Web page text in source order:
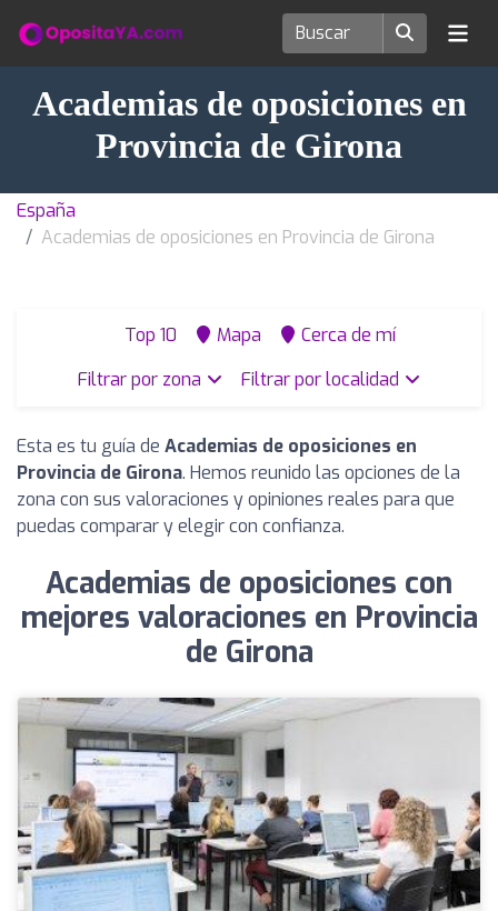
Academias de oposiciones en
Provincia de Girona
España
Academias de oposiciones en Provincia de Girona
Top 10 Mapa
Cerca de mí
Filtrar por zona
Filtrar por localidad
Esta es tu guía de Academias de oposiciones en
Provincia de Girona. Hemos reunido las opciones de la
zona con sus valoraciones y opiniones reales para que
puedas comparar y elegir con confianza.
Academias de oposiciones con
mejores valoraciones en Provincia
de Girona